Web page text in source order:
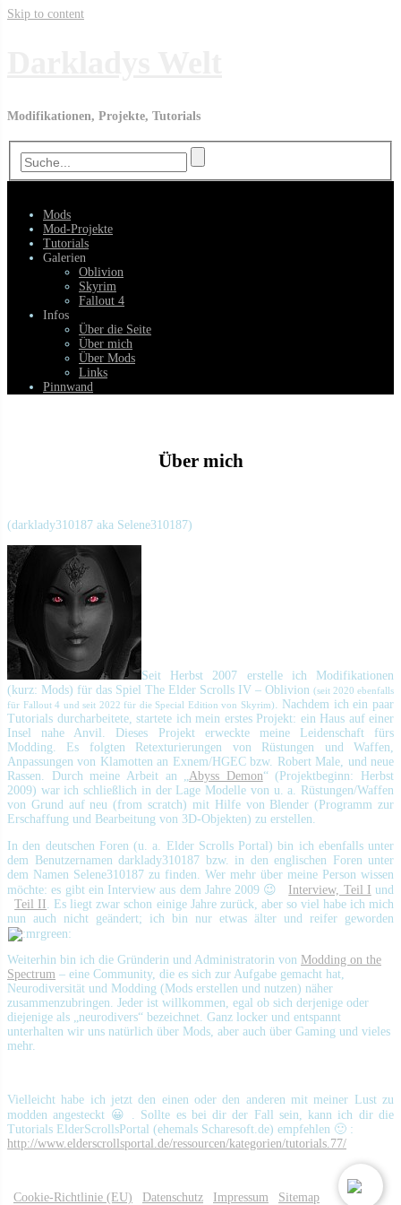
Skip to content
Modifikationen, Projekte, Tutorials
Mods
Mod-Projekte
Tutorials
Galerien
Oblivion
Skyrim
Fallout 4
Infos
Über die Seite
Über mich
Über Mods
Links
Pinnwand
Über mich
(darklady310187 aka Selene310187)
Seit Herbst 2007 erstelle ich Modifikationen
(kurz: Mods) für das Spiel The Elder Scrolls IV – Oblivion (seit 2020 ebenfalls
für Fallout 4 und seit 2022 für die Special Edition von Skyrim). Nachdem ich ein paar
Tutorials durcharbeitete, startete ich mein erstes Projekt: ein Haus auf einer
Insel nahe Anvil. Dieses Projekt erweckte meine Leidenschaft fürs
Modding. Es folgten Retexturierungen von Rüstungen und Waffen,
Anpassungen von Klamotten an Exnem/HGEC bzw. Robert Male, und neue
Rassen. Durch meine Arbeit an „Abyss Demon“ (Projektbeginn: Herbst
2009) war ich schließlich in der Lage Modelle von u. a. Rüstungen/Waffen
von Grund auf neu (from scratch) mit Hilfe von Blender (Programm zur
Erschaffung und Bearbeitung von 3D-Objekten) zu erstellen.
In den deutschen Foren (u. a. Elder Scrolls Portal) bin ich ebenfalls unter
dem Benutzernamen darklady310187 bzw. in den englischen Foren unter
dem Namen Selene310187 zu finden. Wer mehr über meine Person wissen
möchte: es gibt ein Interview aus dem Jahre 2009 😉
Interview, Teil I und
Teil II. Es liegt zwar schon einige Jahre zurück, aber so viel habe ich mich
nun auch nicht geändert; ich bin nur etwas älter und reifer geworden
Weiterhin bin ich die Gründerin und Administratorin von Modding on the
Spectrum – eine Community, die es sich zur Aufgabe gemacht hat,
Neurodiversität und Modding (Mods erstellen und nutzen) näher
zusammenzubringen. Jeder ist willkommen, egal ob sich derjenige oder
diejenige als „neurodivers“ bezeichnet. Ganz locker und entspannt
unterhalten wir uns natürlich über Mods, aber auch über Gaming und vieles
mehr.
Vielleicht habe ich jetzt den einen oder den anderen mit meiner Lust zu
modden angesteckt 😀 . Sollte es bei dir der Fall sein, kann ich dir die
Tutorials ElderScrollsPortal (ehemals Scharesoft.de) empfehlen 🙂 :
http://www.elderscrollsportal.de/ressourcen/kategorien/tutorials.77/
Cookie-Richtlinie (EU) Datenschutz Impressum Sitemap